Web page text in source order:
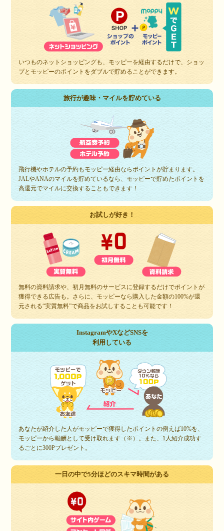
いつものネットショッピングも、モッピーを経由するだけで、ショッ
プとモッピーのポイントをダブルで貯めることができます。
旅行が趣味・マイルを貯めている
飛行機やホテルの予約もモッピー経由ならポイントが貯まります。
JALやANAのマイルを貯めているなら、モッピーで貯めたポイントを
高還元でマイルに交換することもできます！
お試しが好き！
無料の資料請求や、初月無料のサービスに登録するだけでポイントが
獲得できる広告も。さらに、モッピーなら購入した金額の100%が還
元される“実質無料”で商品をお試しすることも可能です！
InstagramやXなどSNSを
利用している
あなたが紹介した人がモッピーで獲得したポイントの例えば10%を、
モッピーから報酬として受け取れます（※）。また、1人紹介成功す
るごとに300Pプレゼント。
一日の中で5分ほどのスキマ時間がある